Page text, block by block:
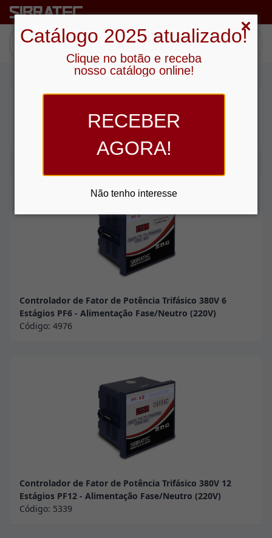
Catálogo 2025 atualizado!
Clique no botão e receba
nosso catálogo online!
RECEBER
AGORA!
Não tenho interesse
Fator de Potência ”
Controlador de Fator de Potência Trifásico 380V 6
Estágios PF6 - Alimentação Fase/Neutro (220V)
Código: 4976
Controlador de Fator de Potência Trifásico 380V 12
Estágios PF12 - Alimentação Fase/Neutro (220V)
Código: 5339